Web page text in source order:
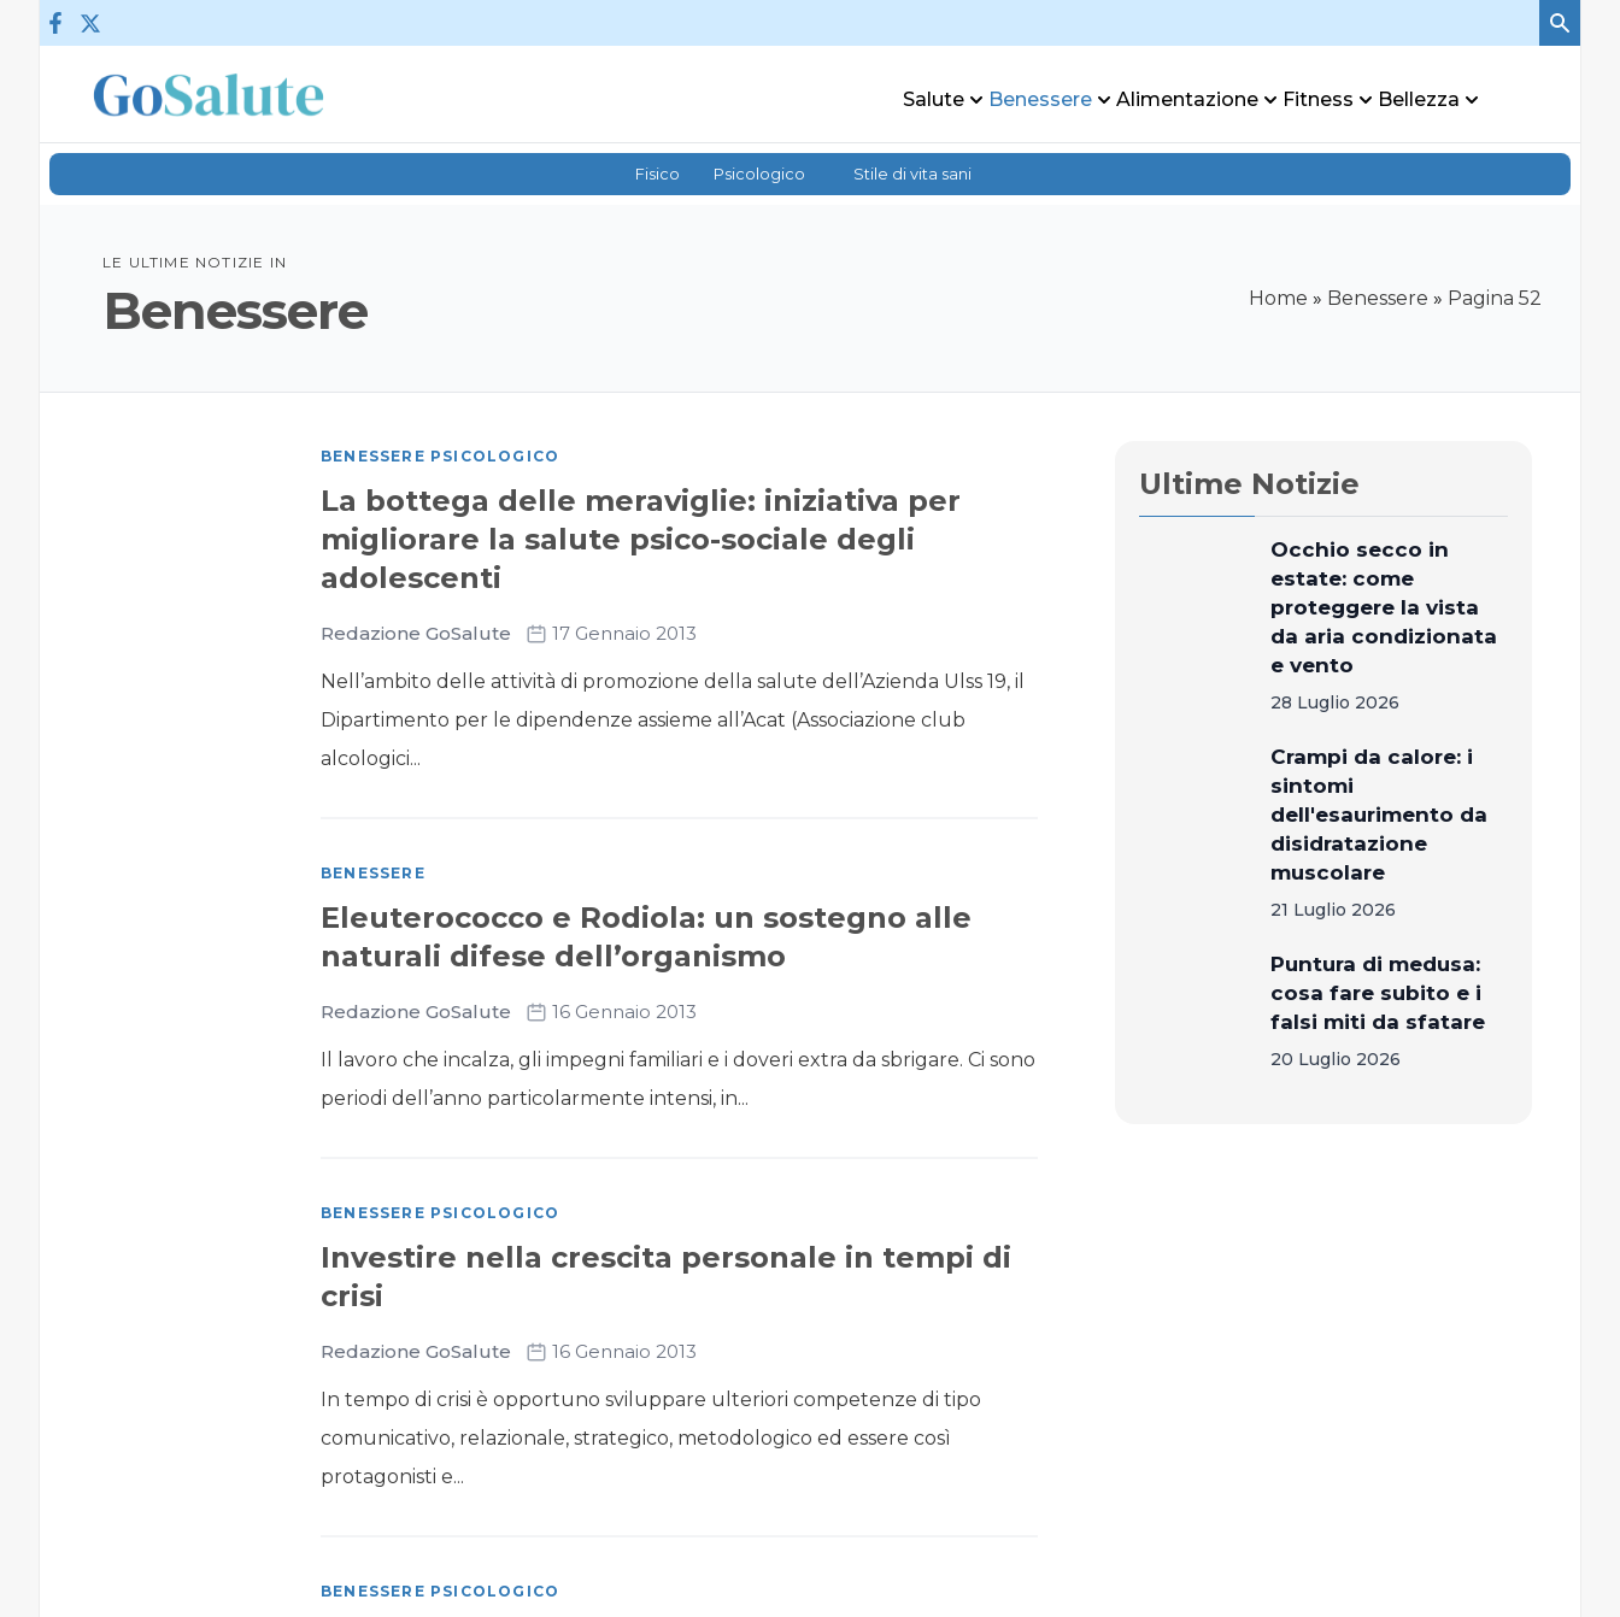
Vai al contenuto
Salute Benessere Alimentazione Fitness Bellezza
Fisico Psicologico Stile di vita sani
LE ULTIME NOTIZIE IN
Benessere Home » Benessere » Pagina 52
BENESSERE PSICOLOGICO
La bottega delle meraviglie: iniziativa per
migliorare la salute psico-sociale degli
adolescenti
Redazione GoSalute 17 Gennaio 2013
Nell’ambito delle attività di promozione della salute dell’Azienda Ulss 19, il
Dipartimento per le dipendenze assieme all’Acat (Associazione club
alcologici...
BENESSERE
Eleuterococco e Rodiola: un sostegno alle
naturali difese dell’organismo
Redazione GoSalute 16 Gennaio 2013
Il lavoro che incalza, gli impegni familiari e i doveri extra da sbrigare. Ci sono
periodi dell’anno particolarmente intensi, in...
BENESSERE PSICOLOGICO
Investire nella crescita personale in tempi di
crisi
Redazione GoSalute 16 Gennaio 2013
In tempo di crisi è opportuno sviluppare ulteriori competenze di tipo
comunicativo, relazionale, strategico, metodologico ed essere così
protagonisti e...
BENESSERE PSICOLOGICO
Ultime Notizie
Occhio secco in
estate: come
proteggere la vista
da aria condizionata
e vento
28 Luglio 2026
Crampi da calore: i
sintomi
dell'esaurimento da
disidratazione
muscolare
21 Luglio 2026
Puntura di medusa:
cosa fare subito e i
falsi miti da sfatare
20 Luglio 2026